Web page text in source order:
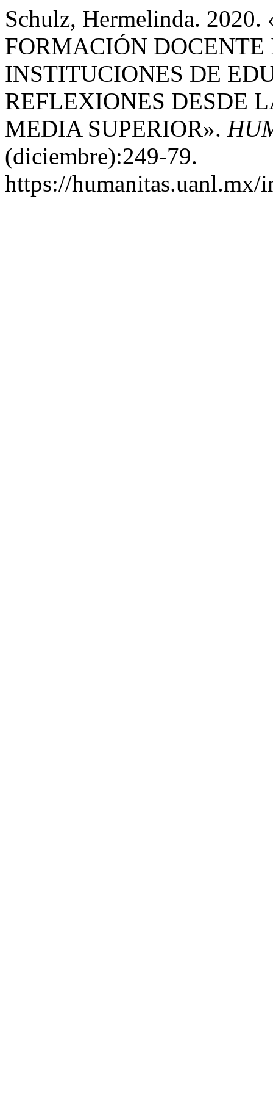
Schulz, Hermelinda.
FORMACIÓN
INSTITUCIONES DE
REFLEXIONES DESDE
MEDIA SUPERIOR».
(diciembre):249-79.
https://